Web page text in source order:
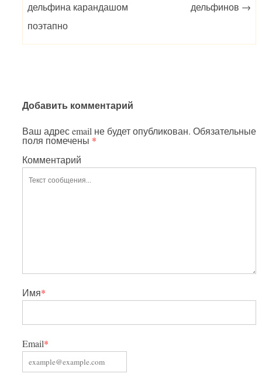
дельфина карандашом
поэтапно
дельфинов →
Добавить комментарий
Ваш адрес email не будет опубликован. Обязательные
поля помечены *
Комментарий
Имя*
Email*